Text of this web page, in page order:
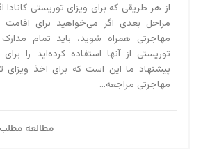
از هر طریقی که برای ویزای توریستی
مراحل بعدی اگر می‌خواهید برای اقامت
مهاجرتی همراه شوید، باید تمام
توریستی از آنها استفاده کرده‌اید را
پیشنهاد ما این است که برای اخذ ویزای
مهاجرتی مراجعه...
مطالعه مطلب